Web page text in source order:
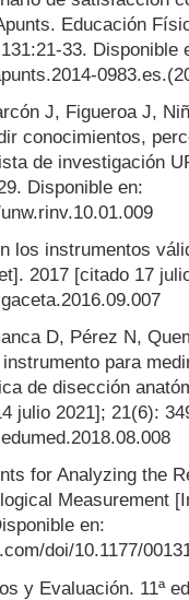
Educación
33. Disponible
J, Figueroa J,
conocimientos,
de investigación
Disponible en:
los instrumentos
2017 [citado 17
D, Pérez N,
para
de disección
julio 2021]; 21(6):
for Analyzing the
Measurement
en:
doi/10.1177/
y Evaluación. 11ª